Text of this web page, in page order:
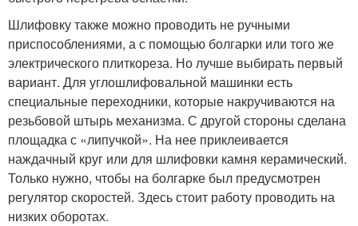
Шлифовку также можно проводить не ручными
приспособлениями, а с помощью болгарки или того же
электрического плиткореза. Но лучше выбирать первый
вариант. Для углошлифовальной машинки есть
специальные переходники, которые накручиваются на
резьбовой штырь механизма. С другой стороны сделана
площадка с «липучкой». На нее приклеивается
наждачный круг или для шлифовки камня керамический.
Только нужно, чтобы на болгарке был предусмотрен
регулятор скоростей. Здесь стоит работу проводить на
низких оборотах.